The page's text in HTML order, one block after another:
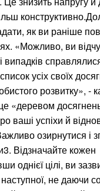
як ви раніше
«Можливо, ви
випадків
усіх своїх
розвитку»,
«деревом
ваші успіхи й
озирнутися і
Відзначайте кожен
однієї цілі, ви
не даючи